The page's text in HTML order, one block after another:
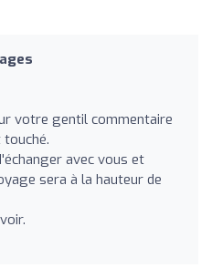
votre gentil commentaire
avec vous et
sera à la hauteur de